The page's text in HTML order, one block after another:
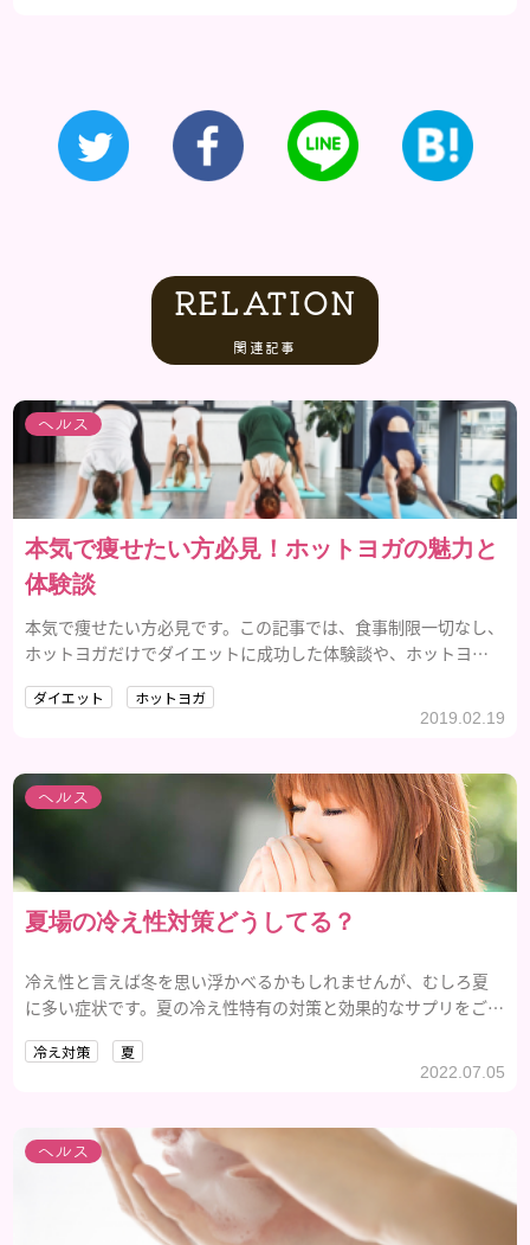
RELATION
関連記事
ヘルス
本気で痩せたい方必見！ホットヨガの魅力と
体験談
本気で痩せたい方必見です。この記事では、食事制限一切なし、
ホットヨガだけでダイエットに成功した体験談や、ホットヨガ
ダイエット ホットヨガ
2019.02.19
ヘルス
夏場の冷え性対策どうしてる？
冷え性と言えば冬を思い浮かべるかもしれませんが、むしろ夏
に多い症状です。夏の冷え性特有の対策と効果的なサプリをご紹
冷え対策 夏
2022.07.05
ヘルス